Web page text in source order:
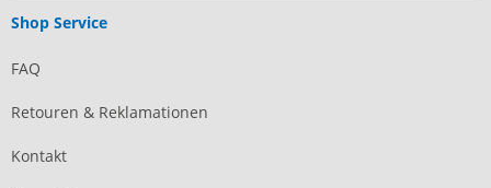
Shop Service
FAQ
Retouren & Reklamationen
Kontakt